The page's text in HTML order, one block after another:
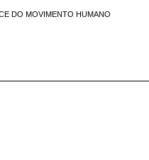
DO MOVIMENTO HUMANO